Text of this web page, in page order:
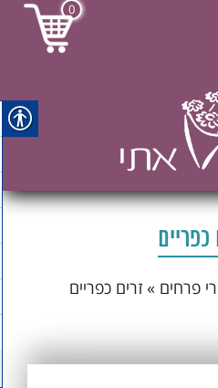
0
כפריים
פרחים »זרים כפריים